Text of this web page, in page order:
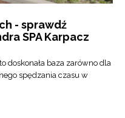
- sprawdź
SPA Karpacz
doskonała baza zarówno dla
spędzania czasu w